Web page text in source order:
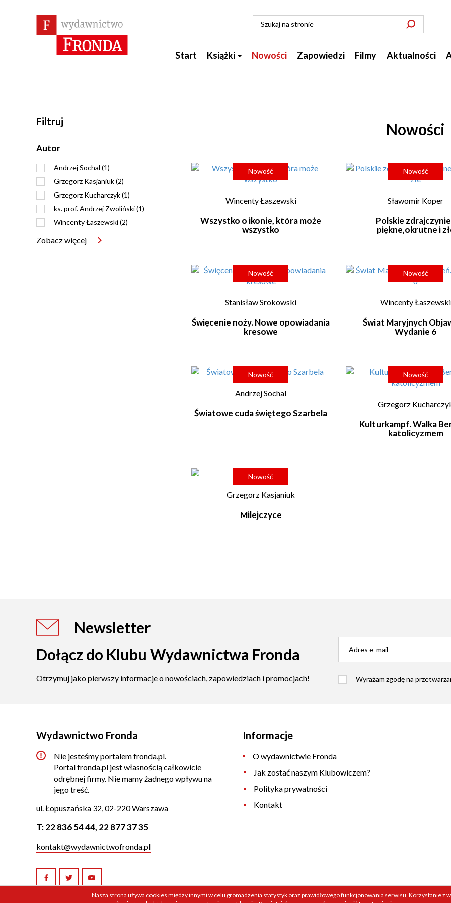
Start Książki Nowości Zapowiedzi Filmy Aktualności
Filtruj
Autor
Andrzej Sochal (1)
Grzegorz Kasjaniuk (2)
Grzegorz Kucharczyk (1)
ks. prof. Andrzej Zwoliński (1)
Wincenty Łaszewski (2)
Zobacz więcej
Nowości
Nowość
Wincenty Łaszewski
Wszystko o ikonie, która może
wszystko
Nowość
Sławomir Koper
Polskie
piękne,okrutne i
Nowość
Stanisław Srokowski
Święcenie noży. Nowe opowiadania
kresowe
Nowość
Wincenty Łaszewski
Świat Maryjnych
Wydanie 6
Nowość
Andrzej Sochal
Światowe cuda świętego Szarbela
Nowość
Grzegorz
Kulturkampf. Walka
katolicyzmem
Nowość
Grzegorz Kasjaniuk
Milejczyce
Newsletter
Dołącz do Klubu Wydawnictwa Fronda
Otrzymuj jako pierwszy informacje o nowościach, zapowiedziach i promocjach! Wyrażam zgodę na
Wydawnictwo Fronda
Nie jesteśmy portalem fronda.pl.
Portal fronda.pl jest własnością całkowicie
odrębnej firmy. Nie mamy żadnego wpływu na
jego treść.
ul. Łopuszańska 32, 02-220 Warszawa
T:22 836 54 44, 22 877 37 35
kontakt@wydawnictwofronda.pl
Informacje
O wydawnictwie Fronda
Jak zostać naszym Klubowiczem?
Polityka prywatności
Kontakt
Nasza strona używa cookies między innymi w celu gromadzenia statystyk oraz prawidłowego funkcjonowania serwisu. Korzystanie z